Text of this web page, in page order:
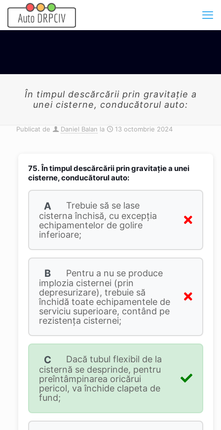
În timpul descărcării prin gravitaţie a
unei cisterne, conducătorul auto:
Publicat de Daniel Balan la 13 octombrie 2024
75. În timpul descărcării prin gravitaţie a unei
cisterne, conducătorul auto:
A
Trebuie să se lase
cisterna închisă, cu excepţia
echipamentelor de golire
inferioare;
B
Pentru a nu se produce
implozia cisternei (prin
depresurizare), trebuie să
închidă toate echipamentele de
serviciu superioare, contând pe
rezistența cisternei;
C
Dacă tubul flexibil de la
cisternă se desprinde, pentru
preîntâmpinarea oricărui
pericol, va închide clapeta de
fund;